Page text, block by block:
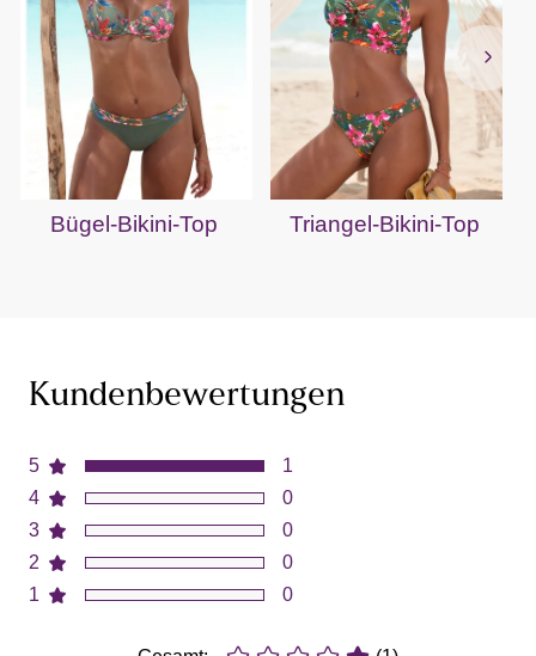
Bügel-Bikini-Top Triangel-Bikini-Top
Kundenbewertungen
5
4
3
2
1
1
0
0
0
0